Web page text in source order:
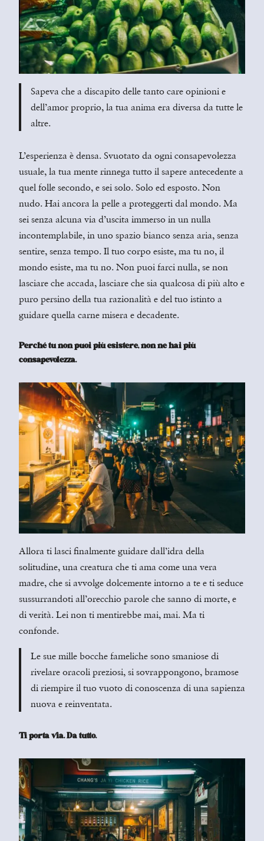
Sapeva che a discapito delle tanto care opinioni e
dell’amor proprio, la tua anima era diversa da tutte le
altre.
L’esperienza è densa. Svuotato da ogni consapevolezza
usuale, la tua mente rinnega tutto il sapere antecedente a
quel folle secondo, e sei solo. Solo ed esposto. Non
nudo. Hai ancora la pelle a proteggerti dal mondo. Ma
sei senza alcuna via d’uscita immerso in un nulla
incontemplabile, in uno spazio bianco senza aria, senza
sentire, senza tempo. Il tuo corpo esiste, ma tu no, il
mondo esiste, ma tu no. Non puoi farci nulla, se non
lasciare che accada, lasciare che sia qualcosa di più alto e
puro persino della tua razionalità e del tuo istinto a
guidare quella carne misera e decadente.
Perché tu non puoi più esistere, non ne hai più
consapevolezza.
Allora ti lasci finalmente guidare dall’idra della
solitudine, una creatura che ti ama come una vera
madre, che si avvolge dolcemente intorno a te e ti seduce
sussurrandoti all’orecchio parole che sanno di morte, e
di verità. Lei non ti mentirebbe mai, mai. Ma ti
confonde.
Le sue mille bocche fameliche sono smaniose di
rivelare oracoli preziosi, si sovrappongono, bramose
di riempire il tuo vuoto di conoscenza di una sapienza
nuova e reinventata.
Ti porta via. Da tutto.